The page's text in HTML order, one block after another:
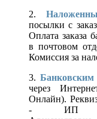
2.
посылки с
Оплата заказа
в почтовом
Комиссия за
3.Банковским
через
Онлайн).
- ИП